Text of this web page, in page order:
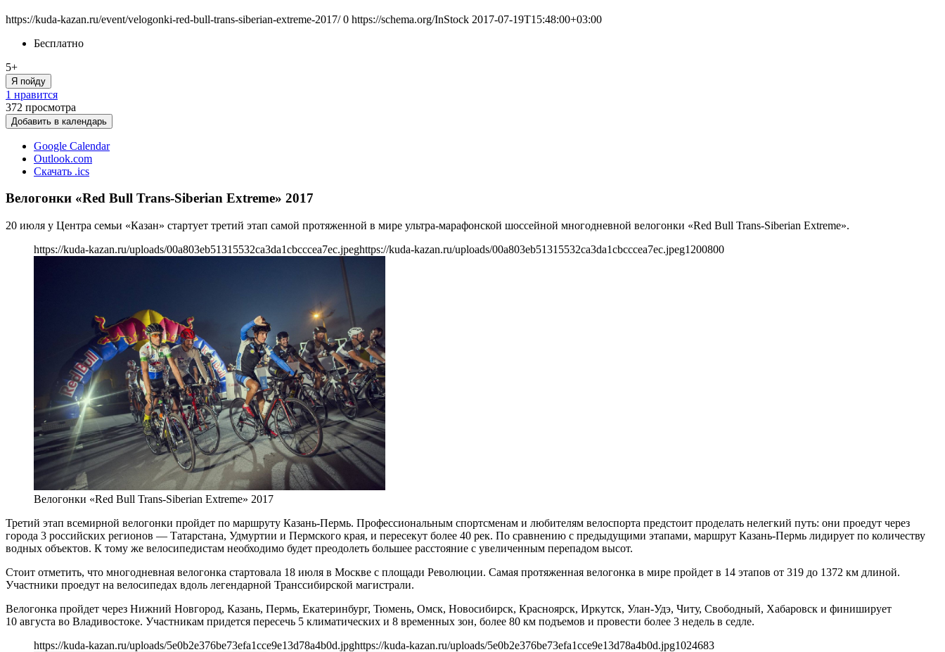
https://kuda-kazan.ru/event/velogonki-red-bull-trans-siberian-extreme-2017/ 0 https://schema.org/InStock 2017-07-19T15:48:00+03:00
Бесплатно
5+
Я пойду
1 нравится
372 просмотра
Добавить в календарь
Google Calendar
Outlook.com
Скачать .ics
Велогонки «Red Bull Trans-Siberian Extreme» 2017
20 июля у Центра семьи «Казан» стартует третий этап самой протяженной в мире ультра-марафонской шоссейной многодневной велогонки «Red Bull Trans-Siberian Extreme».
https://kuda-kazan.ru/uploads/00a803eb51315532ca3da1cbcccea7ec.jpeghttps://kuda-kazan.ru/uploads/00a803eb51315532ca3da1cbcccea7ec.jpeg1200800
Велогонки «Red Bull Trans-Siberian Extreme» 2017
Третий этап всемирной велогонки пройдет по маршруту Казань-Пермь. Профессиональным спортсменам и любителям велоспорта предстоит проделать нелегкий путь: они проедут через
города 3 российских регионов — Татарстана, Удмуртии и Пермского края, и пересекут более 40 рек. По сравнению с предыдущими этапами, маршрут Казань-Пермь лидирует по количеству
водных объектов. К тому же велосипедистам необходимо будет преодолеть большее расстояние с увеличенным перепадом высот.
Стоит отметить, что многодневная велогонка стартовала 18 июля в Москве c площади Революции. Самая протяженная велогонка в мире пройдет в 14 этапов от 319 до 1372 км длиной.
Участники проедут на велосипедах вдоль легендарной Транссибирской магистрали.
Велогонка пройдет через Нижний Новгород, Казань, Пермь, Екатеринбург, Тюмень, Омск, Новосибирск, Красноярск, Иркутск, Улан-Удэ, Читу, Свободный, Хабаровск и финиширует
10 августа во Владивостоке. Участникам придется пересечь 5 климатических и 8 временных зон, более 80 км подъемов и провести более 3 недель в седле.
https://kuda-kazan.ru/uploads/5e0b2e376be73efa1cce9e13d78a4b0d.jpghttps://kuda-kazan.ru/uploads/5e0b2e376be73efa1cce9e13d78a4b0d.jpg1024683